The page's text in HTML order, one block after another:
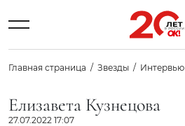
Главная страница Звезды Интервью
Елизавета Кузнецова
27.07.2022 17:07